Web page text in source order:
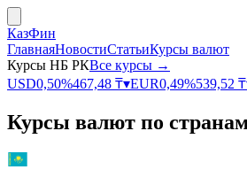
КазФин
ГлавнаяНовостиСтатьиКурсы валют
Курсы НБ РКВсе курсы →
USD0,50%467,48 ₸▾EUR0,49%539,52 ₸
Курсы валют по